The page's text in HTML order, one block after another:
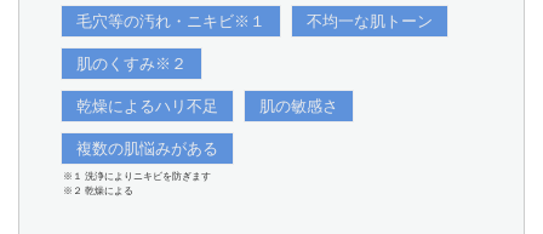
毛穴等の汚れ・ニキビ※１ 不均一な肌トーン
肌のくすみ※２
乾燥によるハリ不足 肌の敏感さ
複数の肌悩みがある
※１ 洗浄によりニキビを防ぎます
※２ 乾燥による